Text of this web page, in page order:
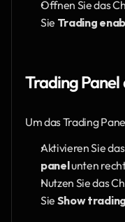
Öffnen Sie das
Sie Trading
Trading Panel
Um das Trading
Aktivieren Sie
panel unten
Nutzen Sie das
Sie Show